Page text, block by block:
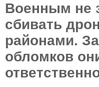
Военным не
сбивать
районами.
обломков